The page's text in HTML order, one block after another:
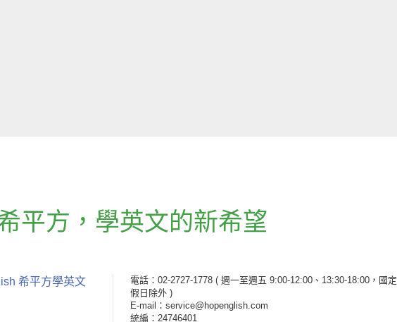
平方 ， 學英文的新希望
希平方學英文 電話：02-2727-1778 ( 週一至週五 9:00-12:00、13:30-18:00，國定
假日除外 )
E-mail：service@hopenglish.com
統編：24746401